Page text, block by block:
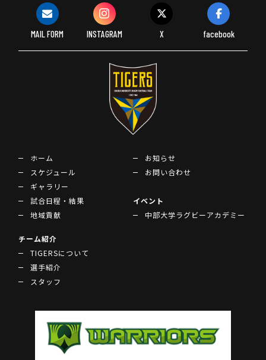
MAIL FORM INSTAGRAM X facebook
ホーム
スケジュール
ギャラリー
試合日程・結果
地域貢献
お知らせ
お問い合わせ
イベント
中部大学ラグビーアカデミー
チーム紹介
TIGERSについて
選手紹介
スタッフ